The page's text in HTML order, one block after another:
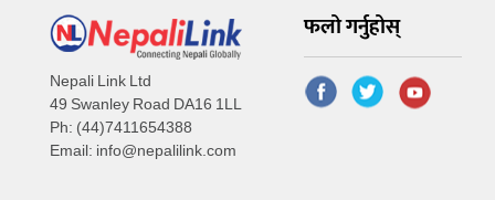
Nepali Link Ltd
49 Swanley Road DA16 1LL
Ph: (44)7411654388
Email: info@nepalilink.com
फलो गर्नुहोस्